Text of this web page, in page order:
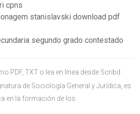
cpns
stanislavski download pdf
segundo grado contestado
PDF, TXT o lea en línea desde Scribd
de Sociología General y Jurídica, es
en la formación de los.